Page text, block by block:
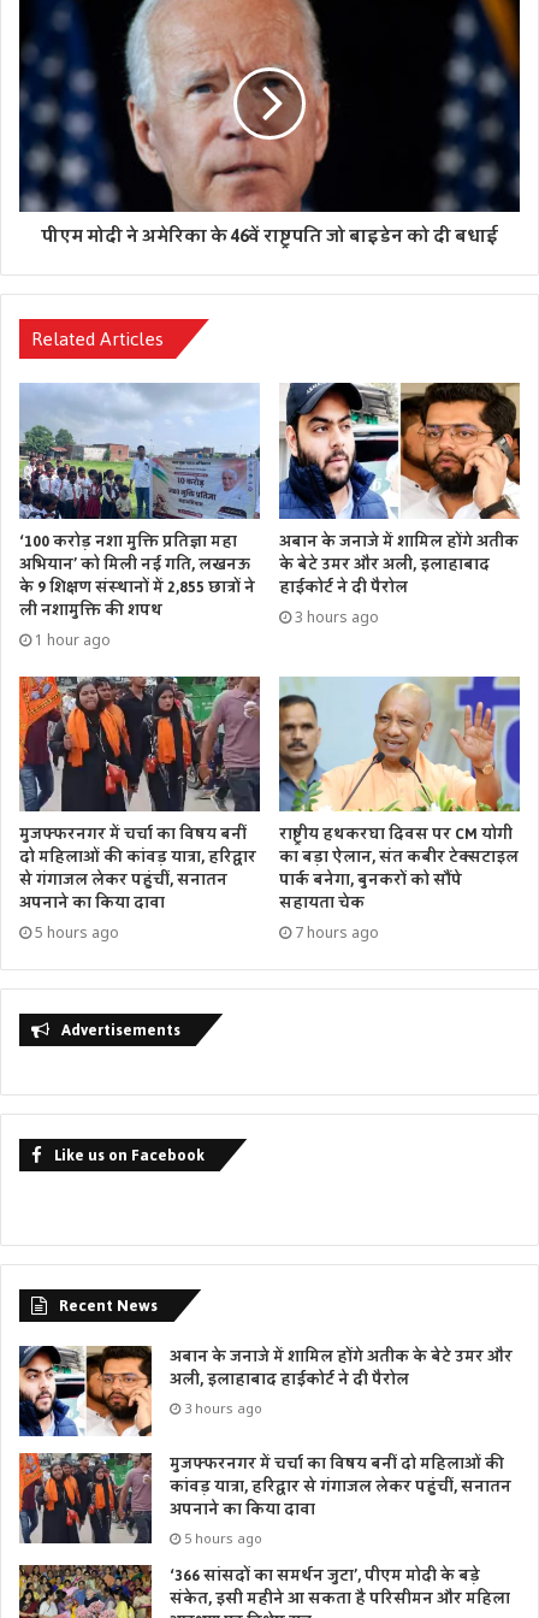
पीएम मोदी ने अमेरिका के 46वें राष्ट्रपति जो बाइडेन को दी बधाई
Related Articles
‘100 करोड़ नशा मुक्ति प्रतिज्ञा महा
अभियान’ को मिली नई गति, लखनऊ
के 9 शिक्षण संस्थानों में 2,855 छात्रों ने
ली नशामुक्ति की शपथ
1 hour ago
अबान के जनाजे में शामिल होंगे अतीक
के बेटे उमर और अली, इलाहाबाद
हाईकोर्ट ने दी पैरोल
3 hours ago
मुजफ्फरनगर में चर्चा का विषय बनीं
दो महिलाओं की कांवड़ यात्रा, हरिद्वार
से गंगाजल लेकर पहुंचीं, सनातन
अपनाने का किया दावा
5 hours ago
राष्ट्रीय हथकरघा दिवस पर CM योगी
का बड़ा ऐलान, संत कबीर टेक्सटाइल
पार्क बनेगा, बुनकरों को सौंपे
सहायता चेक
7 hours ago
Advertisements
Like us on Facebook
Recent News
अबान के जनाजे में शामिल होंगे अतीक के बेटे उमर और
अली, इलाहाबाद हाईकोर्ट ने दी पैरोल
3 hours ago
मुजफ्फरनगर में चर्चा का विषय बनीं दो महिलाओं की
कांवड़ यात्रा, हरिद्वार से गंगाजल लेकर पहुंचीं, सनातन
अपनाने का किया दावा
5 hours ago
‘366 सांसदों का समर्थन जुटा’, पीएम मोदी के बड़े
संकेत, इसी महीने आ सकता है परिसीमन और महिला